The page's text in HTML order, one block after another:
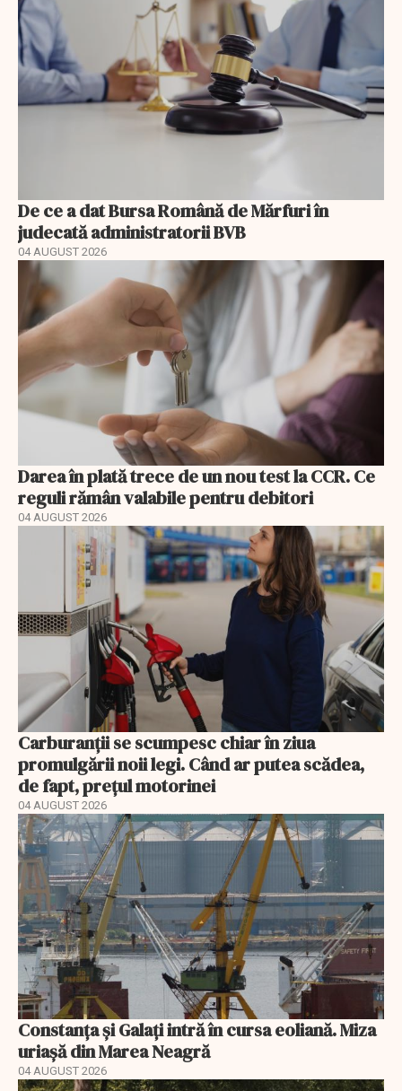
De ce a dat Bursa Română de Mărfuri în
judecată administratorii BVB
04 AUGUST 2026
Darea în plată trece de un nou test la CCR. Ce
reguli rămân valabile pentru debitori
04 AUGUST 2026
Carburanții se scumpesc chiar în ziua
promulgării noii legi. Când ar putea scădea,
de fapt, prețul motorinei
04 AUGUST 2026
Constanța și Galați intră în cursa eoliană. Miza
uriașă din Marea Neagră
04 AUGUST 2026